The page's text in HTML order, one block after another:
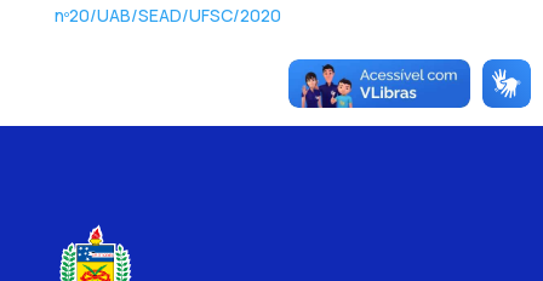
nº20/UAB/SEAD/UFSC/2020